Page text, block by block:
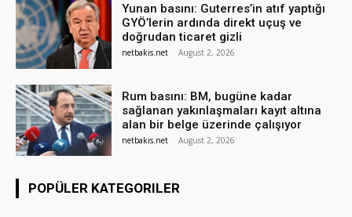
Yunan basını: Guterres’in atıf yaptığı
GYÖ’lerin ardında direkt uçuş ve
doğrudan ticaret gizli
netbakis.net - August 2, 2026
Rum basını: BM, bugüne kadar
sağlanan yakınlaşmaları kayıt altına
alan bir belge üzerinde çalışıyor
netbakis.net - August 2, 2026
POPÜLER KATEGORILER